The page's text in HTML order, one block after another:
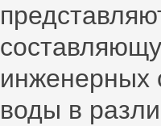
инженерных
воды в